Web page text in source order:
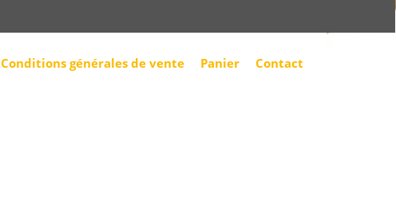
Conditions générales de vente Panier Contact